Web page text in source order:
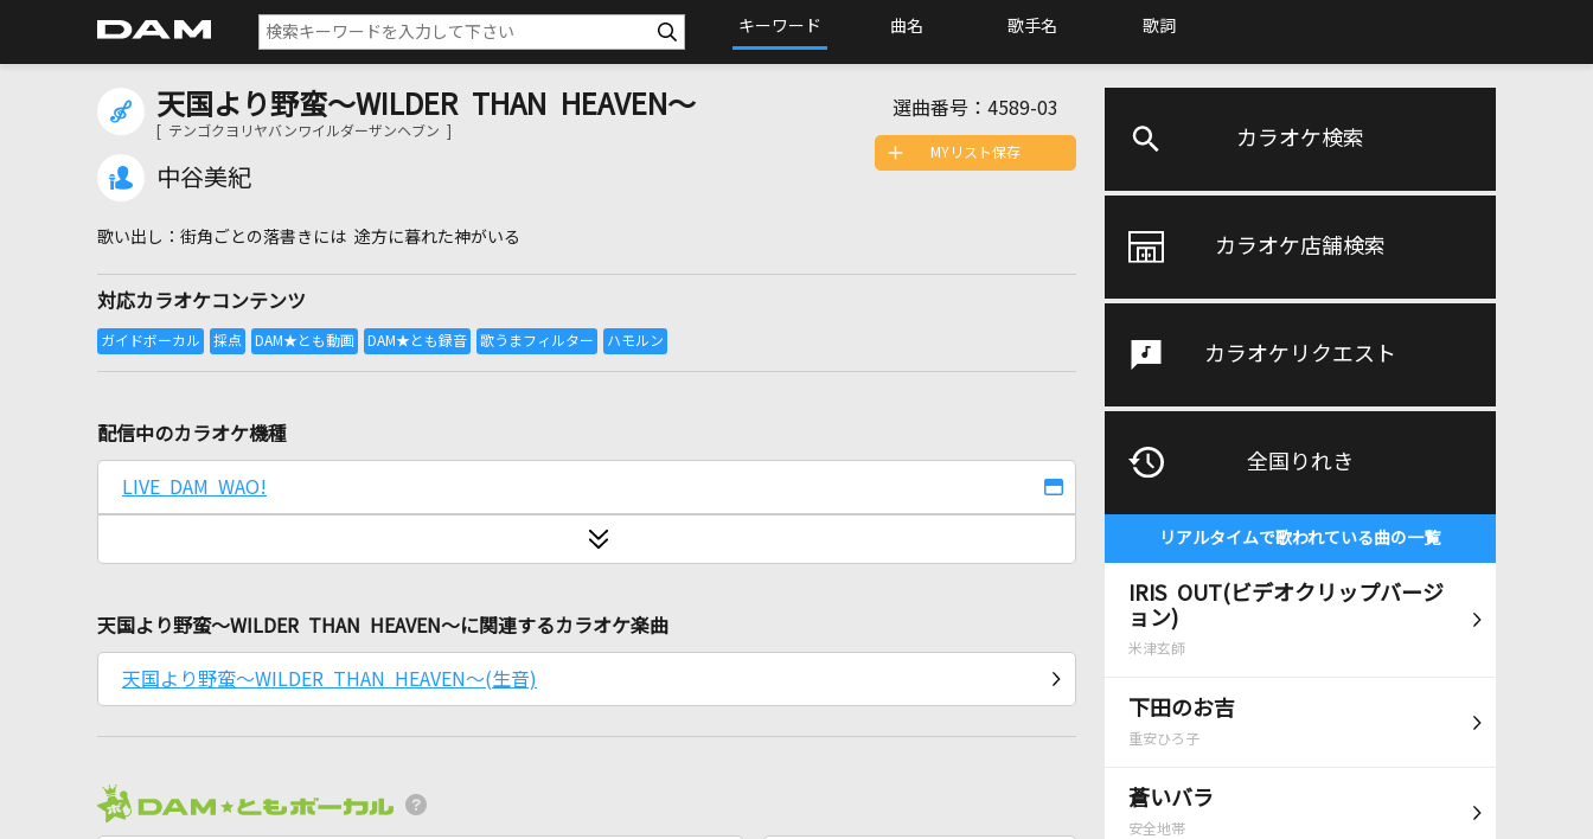
キーワード 曲名 歌手名 歌詞
カラオケ検索
カラオケ店舗検索
カラオケリクエスト
全国りれき
リアルタイムで歌われている曲の一覧
IRIS OUT(ビデオクリップバージ
ョン)
米津玄師
下田のお吉
重安ひろ子
蒼いバラ
安全地帯
天国より野蛮～WILDER THAN HEAVEN～
[ テンゴクヨリヤバンワイルダーザンヘブン ]
中谷美紀
選曲番号： 4589-03
街角ごとの落書きには 途方に暮れた神がいる
対応カラオケコンテンツ
MYリスト保存
配信中のカラオケ機種
LIVE DAM WAO!
天国より野蛮～WILDER THAN HEAVEN～に関連するカラオケ楽曲
天国より野蛮～WILDER THAN HEAVEN～(生音)